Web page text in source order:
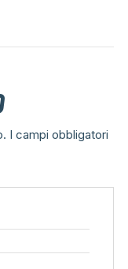
I campi obbligatori